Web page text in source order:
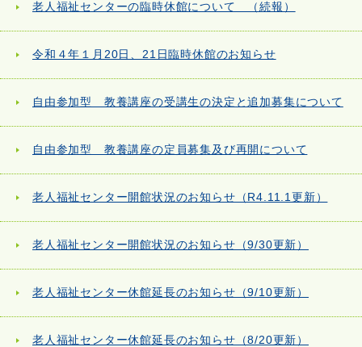
老人福祉センターの臨時休館について （続報）
令和４年１月20日、21日臨時休館のお知らせ
自由参加型 教養講座の受講生の決定と追加募集について
自由参加型 教養講座の定員募集及び再開について
老人福祉センター開館状況のお知らせ（R4.11.1更新）
老人福祉センター開館状況のお知らせ（9/30更新）
老人福祉センター休館延長のお知らせ（9/10更新）
老人福祉センター休館延長のお知らせ（8/20更新）